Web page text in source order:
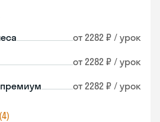
от 2282 ₽ / урок
от 2282 ₽ / урок
от 2282 ₽ / урок